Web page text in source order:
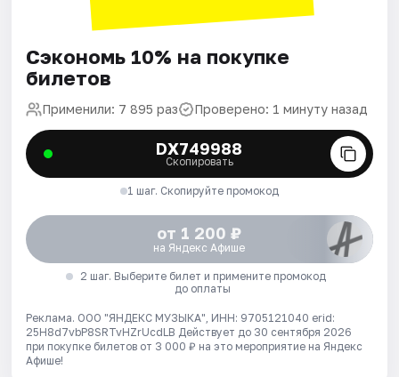
Сэкономь 10% на покупке
билетов
Применили: 7 895 раз Проверено: 1 минуту назад
DX749988
Скопировать
1 шаг. Скопируйте промокод
от 1 200 ₽
на Яндекс Афише
2 шаг. Выберите билет и примените промокод
до оплаты
Реклама. ООО "ЯНДЕКС МУЗЫКА", ИНН: 9705121040 erid:
25H8d7vbP8SRTvHZrUcdLB Действует до 30 сентября 2026
при покупке билетов от 3 000 ₽ на это мероприятие на Яндекс
Афише!